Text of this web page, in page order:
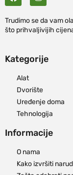
Trudimo se da vam
što prihvaljivijih
Kategorije
Alat
Dvorište
Uređenje doma
Tehnologija
Informacije
O nama
Kako izvršiti